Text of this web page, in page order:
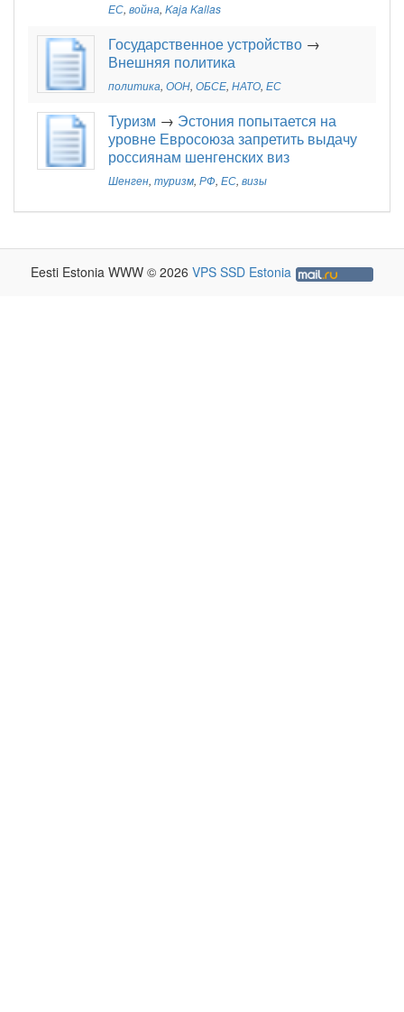
ЕС, война, Kaja Kallas
Государственное устройство →
Внешняя политика
политика, ООН, ОБСЕ, НАТО, ЕС
Туризм → Эстония попытается на
уровне Евросоюза запретить выдачу
россиянам шенгенских виз
Шенген, туризм, РФ, ЕС, визы
Eesti Estonia WWW © 2026 VPS SSD Estonia